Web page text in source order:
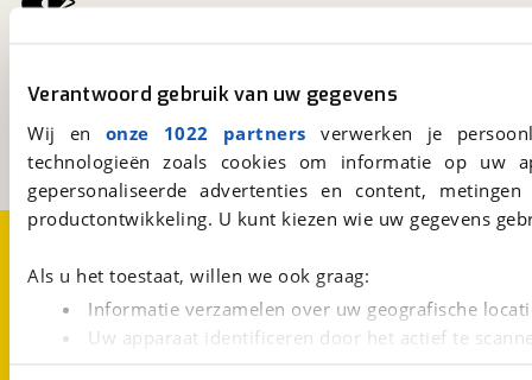
Verantwoord gebruik van uw gegevens
Wij en onze 1022 partners verwerken je
technologieën zoals cookies om informatie op
gepersonaliseerde advertenties en content,
productontwikkeling. U kunt kiezen wie uw gegevens
Als u het toestaat, willen we ook graag:
Informatie verzamelen over uw geografische
Uw apparaat identificeren door het actief te
Kosterijland15
Bunnik
Een initiatief van
BOVAG
Over viaBOVAG.nl
Disclaimer- en Privacyverklaring